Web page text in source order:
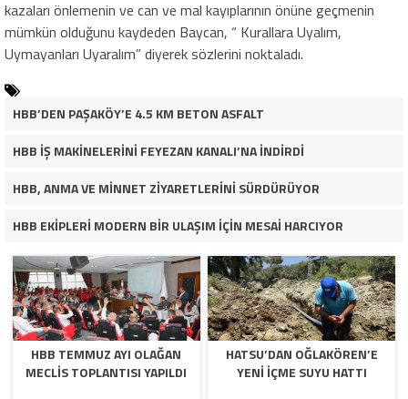
kazaları önlemenin ve can ve mal kayıplarının önüne geçmenin
mümkün olduğunu kaydeden Baycan, “ Kurallara Uyalım,
Uymayanları Uyaralım” diyerek sözlerini noktaladı.
HBB’DEN PAŞAKÖY’E 4.5 KM BETON ASFALT
HBB İŞ MAKİNELERİNİ FEYEZAN KANALI’NA İNDİRDİ
HBB, ANMA VE MİNNET ZİYARETLERİNİ SÜRDÜRÜYOR
HBB EKİPLERİ MODERN BİR ULAŞIM İÇİN MESAİ HARCIYOR
HBB TEMMUZ AYI OLAĞAN
MECLİS TOPLANTISI YAPILDI
HATSU’DAN OĞLAKÖREN’E
YENİ İÇME SUYU HATTI